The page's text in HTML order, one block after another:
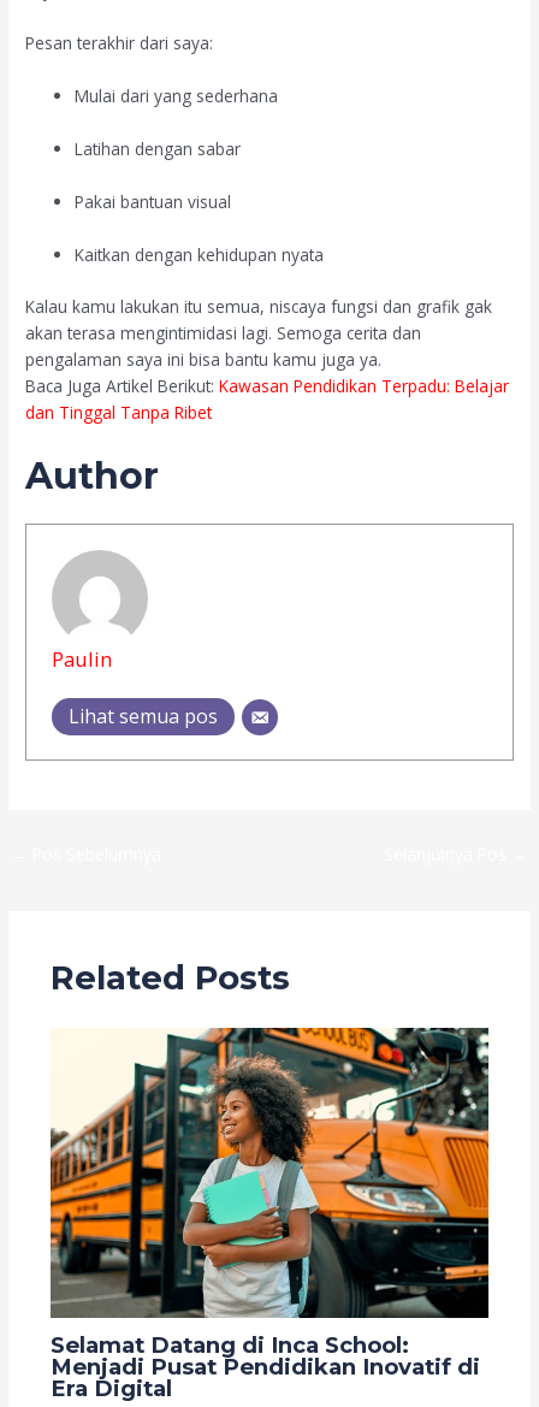
Pesan terakhir dari saya:
Mulai dari yang sederhana
Latihan dengan sabar
Pakai bantuan visual
Kaitkan dengan kehidupan nyata
Kalau kamu lakukan itu semua, niscaya fungsi dan grafik gak
akan terasa mengintimidasi lagi. Semoga cerita dan
pengalaman saya ini bisa bantu kamu juga ya.
Baca Juga Artikel Berikut:Kawasan Pendidikan Terpadu: Belajar
dan Tinggal Tanpa Ribet
Author
Paulin
Lihat semua pos
Related Posts
Selamat Datang di Inca School:
Menjadi Pusat Pendidikan Inovatif di
Era Digital